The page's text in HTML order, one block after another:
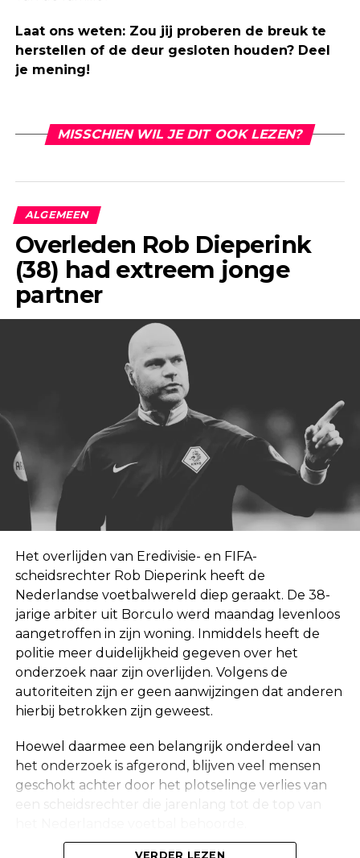
Laat ons weten: Zou jij proberen de breuk te
herstellen of de deur gesloten houden? Deel
je mening!
MISSCHIEN WIL JE DIT OOK LEZEN?
ALGEMEEN
Overleden Rob Dieperink
(38) had extreem jonge
partner
Het overlijden van Eredivisie- en FIFA-
scheidsrechter Rob Dieperink heeft de
Nederlandse voetbalwereld diep geraakt. De 38-
jarige arbiter uit Borculo werd maandag levenloos
aangetroffen in zijn woning. Inmiddels heeft de
politie meer duidelijkheid gegeven over het
onderzoek naar zijn overlijden. Volgens de
autoriteiten zijn er geen aanwijzingen dat anderen
hierbij betrokken zijn geweest.
Hoewel daarmee een belangrijk onderdeel van
het onderzoek is afgerond, blijven veel mensen
geschokt achter door het plotselinge verlies van
een scheidsrechter die jarenlang tot de top van
VERDER LEZEN